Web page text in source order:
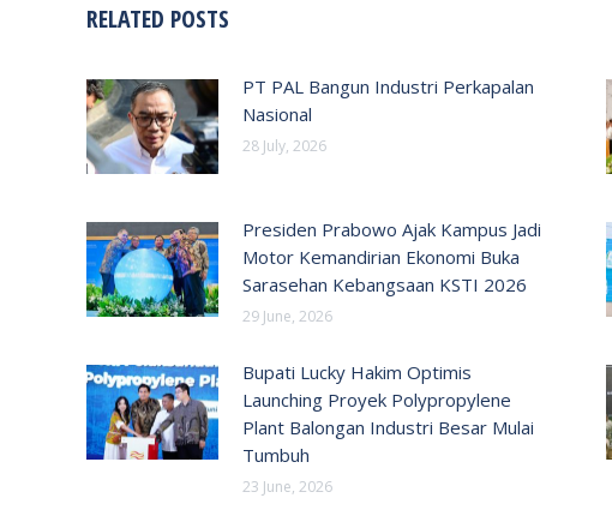
RELATED POSTS
PT PAL Bangun Industri Perkapalan
Nasional
28 July, 2026
Presiden Prabowo Ajak Kampus Jadi
Motor Kemandirian Ekonomi Buka
Sarasehan Kebangsaan KSTI 2026
29 June, 2026
Bupati Lucky Hakim Optimis
Launching Proyek Polypropylene
Plant Balongan Industri Besar Mulai
Tumbuh
23 June, 2026